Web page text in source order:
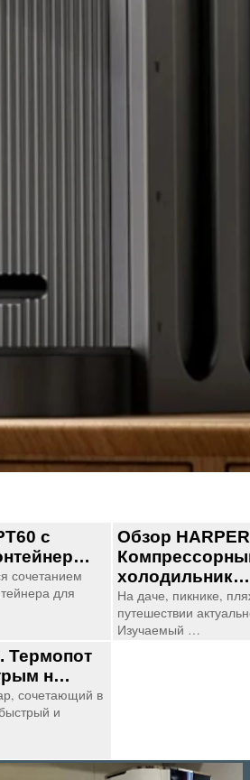
с
сочетанием
для
Обзор
холодильник…
На даче, пикнике,
путешествии
Изучаемый …
Термопот
н…
сочетающий в
и